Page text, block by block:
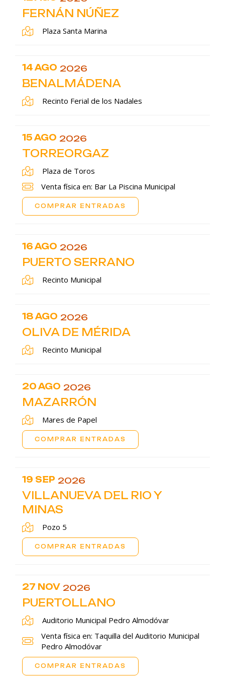
FERNÁN NÚÑEZ
Plaza Santa Marina
14 AGO 2026
BENALMÁDENA
Recinto Ferial de los Nadales
15 AGO 2026
TORREORGAZ
Plaza de Toros
Venta física en: Bar La Piscina Municipal
COMPRAR ENTRADAS
16 AGO 2026
PUERTO SERRANO
Recinto Municipal
18 AGO 2026
OLIVA DE MÉRIDA
Recinto Municipal
20 AGO 2026
MAZARRÓN
Mares de Papel
COMPRAR ENTRADAS
19 SEP 2026
VILLANUEVA DEL RIO Y
MINAS
Pozo 5
COMPRAR ENTRADAS
27 NOV 2026
PUERTOLLANO
Auditorio Municipal Pedro Almodóvar
Venta física en: Taquilla del Auditorio Municipal
Pedro Almodóvar
COMPRAR ENTRADAS